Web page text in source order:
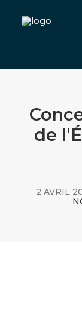
S’INSCRIRE
NOS
CARRIÈRE
de
2 AVRIL